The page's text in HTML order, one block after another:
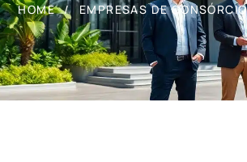
HOME EMPRESAS DE